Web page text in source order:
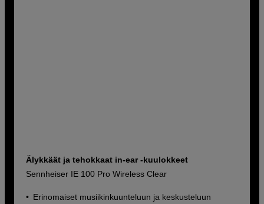
Älykkäät ja tehokkaat in-ear -kuulokkeet
Sennheiser IE 100 Pro Wireless Clear
Erinomaiset musiikinkuunteluun ja keskusteluun